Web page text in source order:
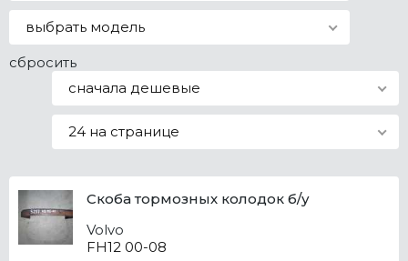
выбрать модель
сбросить
сначала дешевые
24 на странице
Скоба тормозных колодок б/у
Volvo
FH12 00-08